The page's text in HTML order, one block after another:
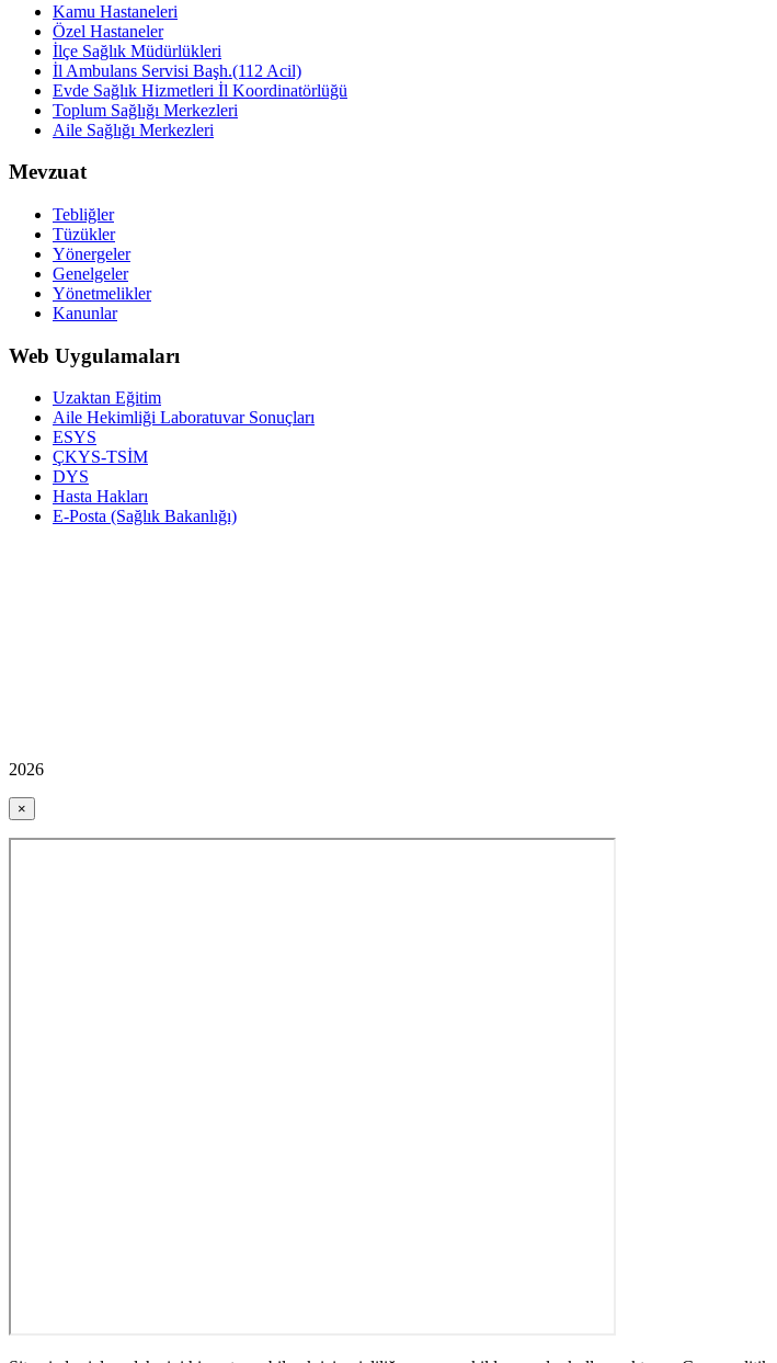
Kamu Hastaneleri
Özel Hastaneler
İlçe Sağlık Müdürlükleri
İl Ambulans Servisi Başh.(112 Acil)
Evde Sağlık Hizmetleri İl Koordinatörlüğü
Toplum Sağlığı Merkezleri
Aile Sağlığı Merkezleri
Mevzuat
Tebliğler
Tüzükler
Yönergeler
Genelgeler
Yönetmelikler
Kanunlar
Web Uygulamaları
Uzaktan Eğitim
Aile Hekimliği Laboratuvar Sonuçları
ESYS
ÇKYS-TSİM
DYS
Hasta Hakları
E-Posta (Sağlık Bakanlığı)
2026
×